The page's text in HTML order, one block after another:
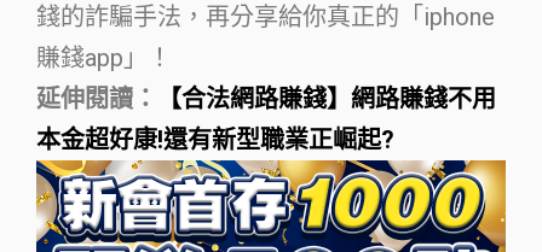
錢的詐騙手法，再分享給你真正的「iphone
賺錢app」！
延伸閱讀：
【合法網路賺錢】網路賺錢不用
本金超好康!還有新型職業正崛起?